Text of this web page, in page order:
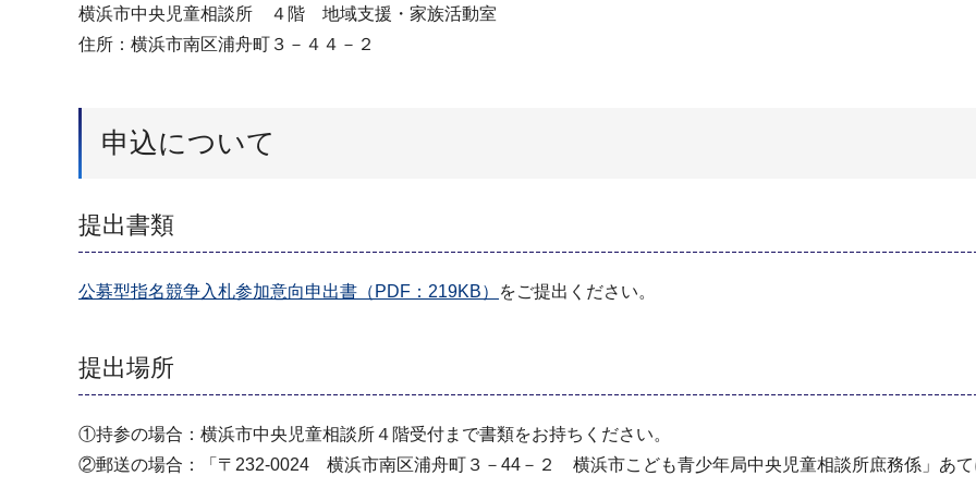
横浜市中央児童相談所 ４階 地域支援・家族活動室
住所：横浜市南区浦舟町３－４４－２
申込について
提出書類
公募型指名競争入札参加意向申出書（PDF：219KB） をご提出ください。
提出場所
①持参の場合：横浜市中央児童相談所４階受付まで書類をお持ちください。
②郵送の場合：「〒232-0024 横浜市南区浦舟町３－44－２ 横浜市こども青少年局中央児童相談所庶務係」あて